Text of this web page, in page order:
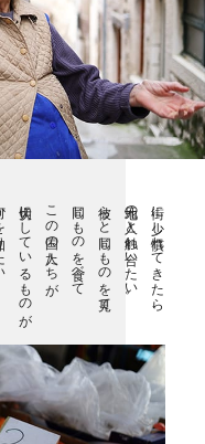
街に少し慣れてきたら、
地元の人と触れ合いたい。
彼らと同じものを見て、
同じものを食べて
この国の人たちが
大切にしているものが
。